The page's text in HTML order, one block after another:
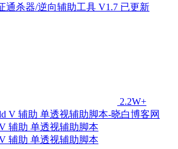
通杀器/逆向辅助工具 V1.7 已更新
2.2W+
辅助 单透视辅助脚本
辅助 单透视辅助脚本